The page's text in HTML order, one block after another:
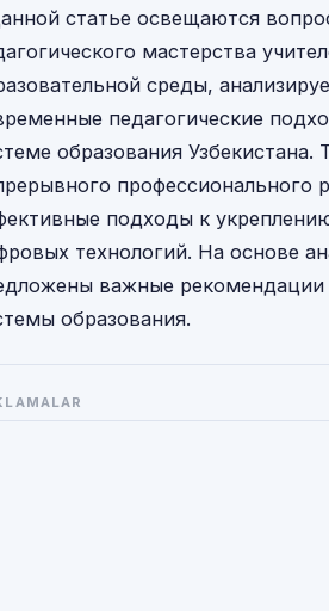
статье освещаются
мастерства
среды,
педагогические
образования Узбекистана.
профессионального
подходы к
технологий. На основе
важные рекомендации
образования.